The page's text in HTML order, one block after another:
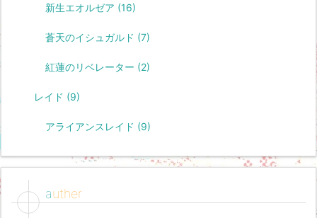
新生エオルゼア (16)
蒼天のイシュガルド (7)
紅蓮のリベレーター (2)
レイド (9)
アライアンスレイド (9)
auther